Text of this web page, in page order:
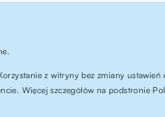
z witryny bez zmiany
Więcej szczegółów na podstronie